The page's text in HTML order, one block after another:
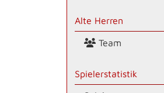
Alte Herren
Team
Spielerstatistik